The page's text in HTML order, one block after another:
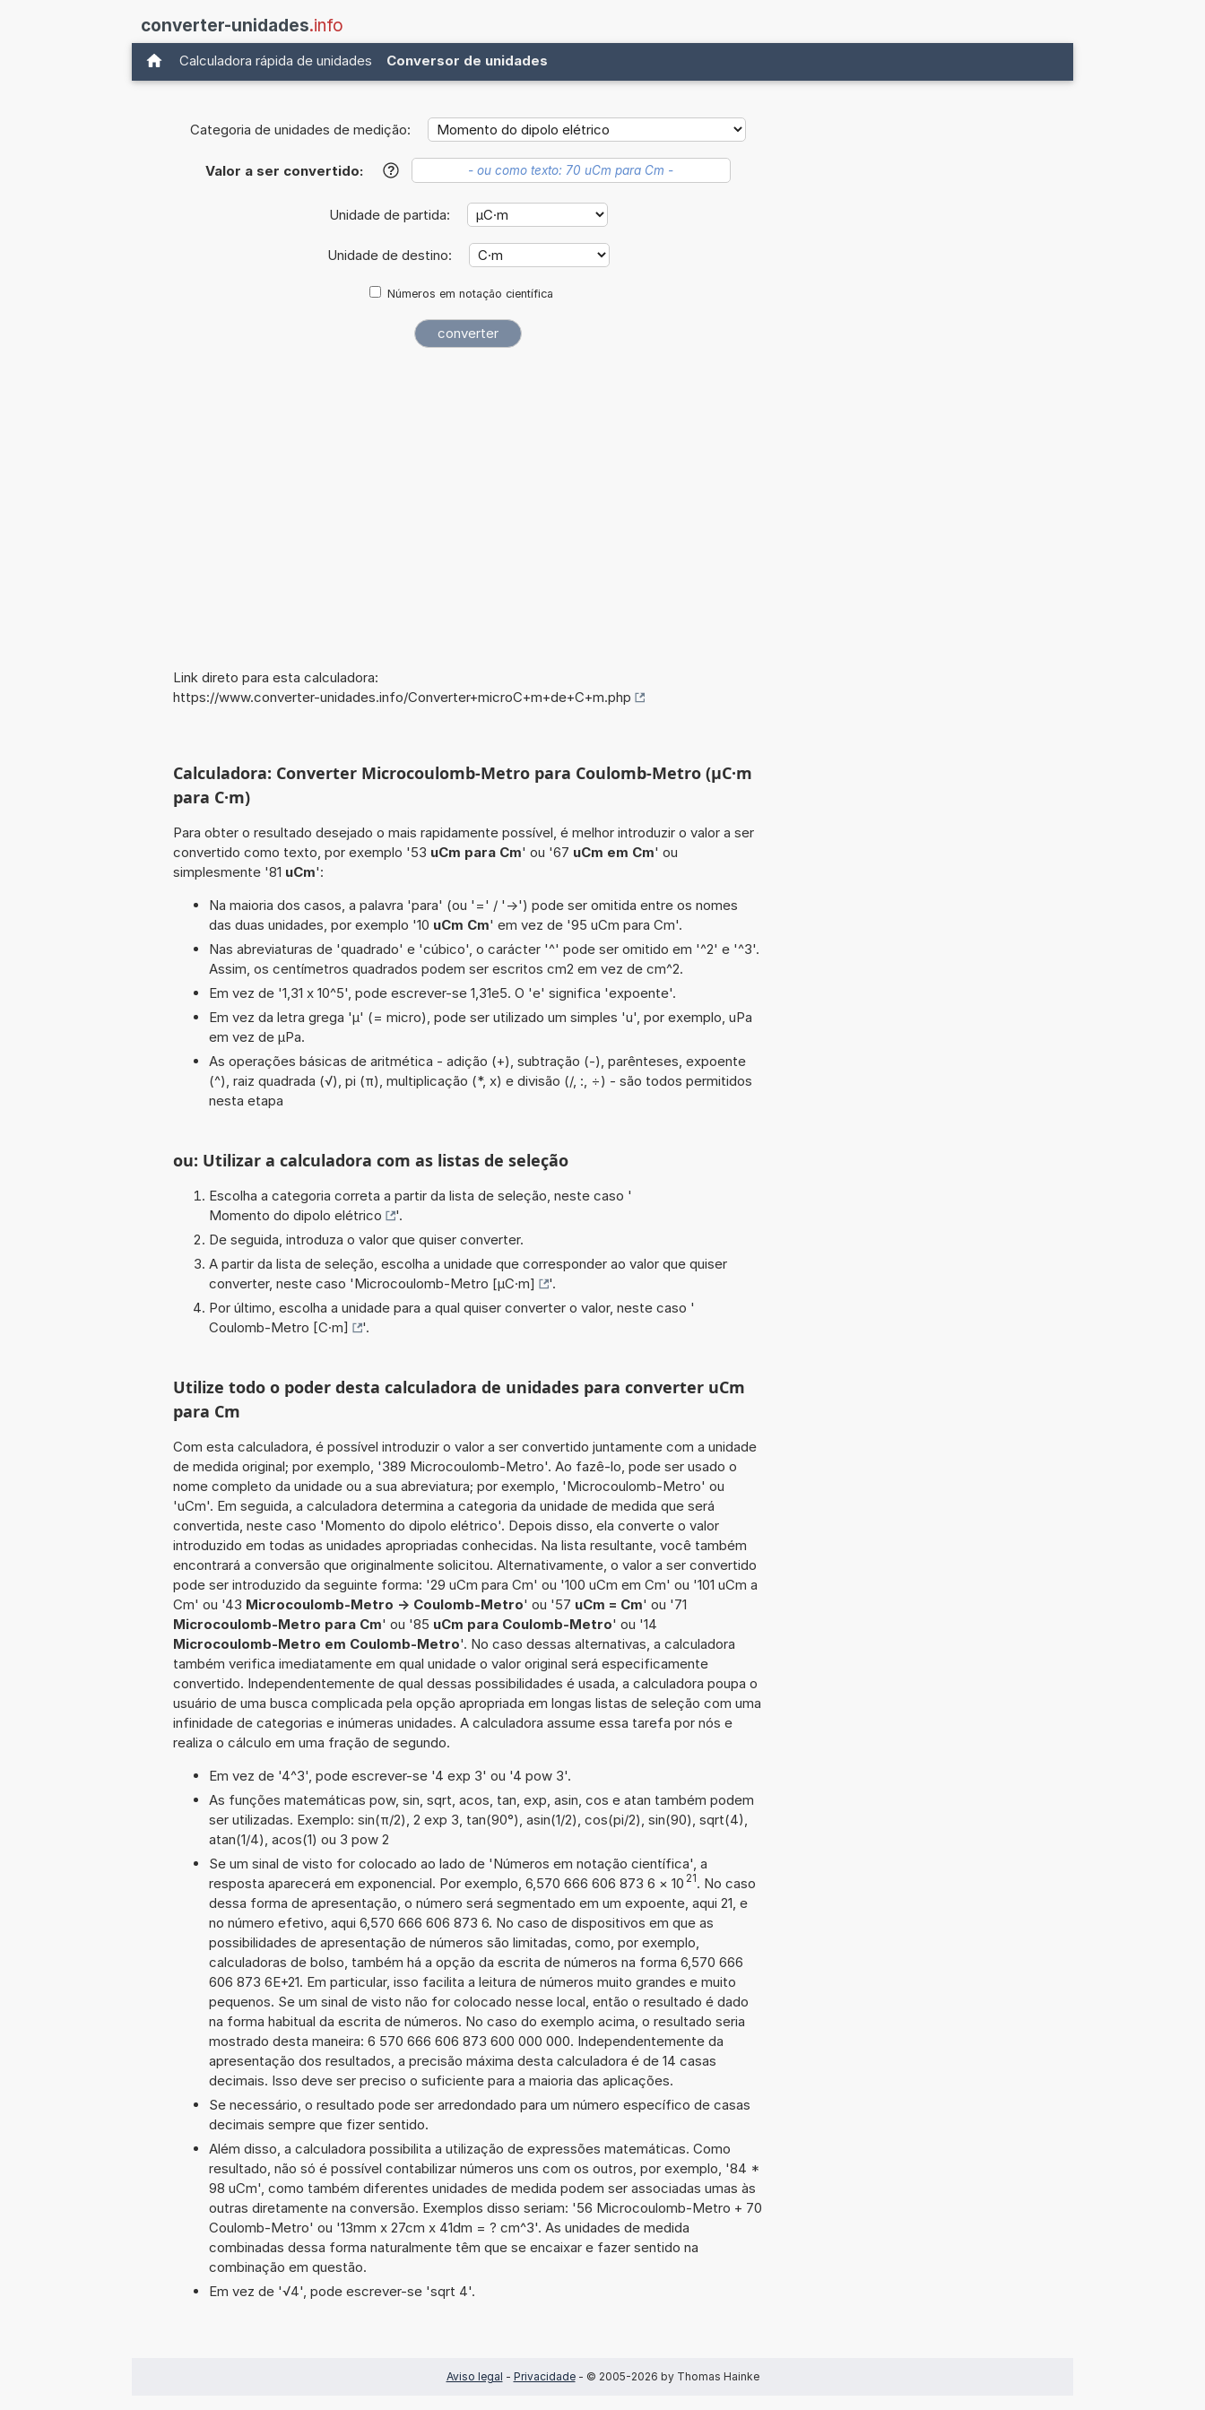
converter-unidades.info
Calculadora rápida de unidades Conversor de unidades
Categoria de unidades de medição:
Valor a ser convertido: ?
Unidade de partida:
Unidade de destino:
Números em notação científica
Link direto para esta calculadora:
https://www.converter-unidades.info/Converter+microC+m+de+C+m.php
Calculadora: Converter Microcoulomb-Metro para Coulomb-Metro (µC·m
para C·m)
Para obter o resultado desejado o mais rapidamente possível, é melhor introduzir o valor a ser
convertido como texto, por exemplo '53 uCm para Cm' ou '67 uCm em Cm' ou
simplesmente '81 uCm':
Na maioria dos casos, a palavra 'para' (ou '=' / '->') pode ser omitida entre os nomes
das duas unidades, por exemplo '10 uCm Cm' em vez de '95 uCm para Cm'.
Nas abreviaturas de 'quadrado' e 'cúbico', o carácter '^' pode ser omitido em '^2' e '^3'.
Assim, os centímetros quadrados podem ser escritos cm2 em vez de cm^2.
Em vez de '1,31 x 10^5', pode escrever-se 1,31e5. O 'e' significa 'expoente'.
Em vez da letra grega 'µ' (= micro), pode ser utilizado um simples 'u', por exemplo, uPa
em vez de µPa.
As operações básicas de aritmética - adição (+), subtração (-), parênteses, expoente
(^), raiz quadrada (√), pi (π), multiplicação (*, x) e divisão (/, :, ÷) - são todos permitidos
nesta etapa
ou: Utilizar a calculadora com as listas de seleção
Escolha a categoria correta a partir da lista de seleção, neste caso '
Momento do dipolo elétrico
'.
De seguida, introduza o valor que quiser converter.
A partir da lista de seleção, escolha a unidade que corresponder ao valor que quiser
converter, neste caso 'Microcoulomb-Metro [µC·m]
'.
Por último, escolha a unidade para a qual quiser converter o valor, neste caso '
Coulomb-Metro [C·m]
'.
Utilize todo o poder desta calculadora de unidades para converter uCm
para Cm
Com esta calculadora, é possível introduzir o valor a ser convertido juntamente com a unidade
de medida original; por exemplo, '389 Microcoulomb-Metro'. Ao fazê-lo, pode ser usado o
nome completo da unidade ou a sua abreviatura; por exemplo, 'Microcoulomb-Metro' ou
'uCm'. Em seguida, a calculadora determina a categoria da unidade de medida que será
convertida, neste caso 'Momento do dipolo elétrico'. Depois disso, ela converte o valor
introduzido em todas as unidades apropriadas conhecidas. Na lista resultante, você também
encontrará a conversão que originalmente solicitou. Alternativamente, o valor a ser convertido
pode ser introduzido da seguinte forma: '29 uCm para Cm' ou '100 uCm em Cm' ou '101 uCm a
Cm' ou '43 Microcoulomb-Metro -> Coulomb-Metro' ou '57 uCm = Cm' ou '71
Microcoulomb-Metro para Cm' ou '85 uCm para Coulomb-Metro' ou '14
Microcoulomb-Metro em Coulomb-Metro'. No caso dessas alternativas, a calculadora
também verifica imediatamente em qual unidade o valor original será especificamente
convertido. Independentemente de qual dessas possibilidades é usada, a calculadora poupa o
usuário de uma busca complicada pela opção apropriada em longas listas de seleção com uma
infinidade de categorias e inúmeras unidades. A calculadora assume essa tarefa por nós e
realiza o cálculo em uma fração de segundo.
Em vez de '4^3', pode escrever-se '4 exp 3' ou '4 pow 3'.
As funções matemáticas pow, sin, sqrt, acos, tan, exp, asin, cos e atan também podem
ser utilizadas. Exemplo: sin(π/2), 2 exp 3, tan(90°), asin(1/2), cos(pi/2), sin(90), sqrt(4),
atan(1/4), acos(1) ou 3 pow 2
Se um sinal de visto for colocado ao lado de 'Números em notação científica', a
resposta aparecerá em exponencial. Por exemplo, 6,570 666 606 873 6 × 10 21. No caso
dessa forma de apresentação, o número será segmentado em um expoente, aqui 21, e
no número efetivo, aqui 6,570 666 606 873 6. No caso de dispositivos em que as
possibilidades de apresentação de números são limitadas, como, por exemplo,
calculadoras de bolso, também há a opção da escrita de números na forma 6,570 666
606 873 6E+21. Em particular, isso facilita a leitura de números muito grandes e muito
pequenos. Se um sinal de visto não for colocado nesse local, então o resultado é dado
na forma habitual da escrita de números. No caso do exemplo acima, o resultado seria
mostrado desta maneira: 6 570 666 606 873 600 000 000. Independentemente da
apresentação dos resultados, a precisão máxima desta calculadora é de 14 casas
decimais. Isso deve ser preciso o suficiente para a maioria das aplicações.
Se necessário, o resultado pode ser arredondado para um número específico de casas
decimais sempre que fizer sentido.
Além disso, a calculadora possibilita a utilização de expressões matemáticas. Como
resultado, não só é possível contabilizar números uns com os outros, por exemplo, '84 *
98 uCm', como também diferentes unidades de medida podem ser associadas umas às
outras diretamente na conversão. Exemplos disso seriam: '56 Microcoulomb-Metro + 70
Coulomb-Metro' ou '13mm x 27cm x 41dm = ? cm^3'. As unidades de medida
combinadas dessa forma naturalmente têm que se encaixar e fazer sentido na
combinação em questão.
Em vez de '√4', pode escrever-se 'sqrt 4'.
Aviso legal - Privacidade- © 2005-2026 by Thomas Hainke